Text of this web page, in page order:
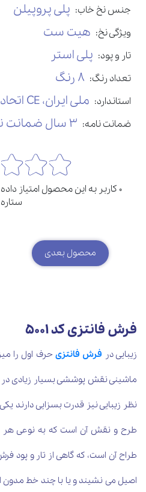
جنس نخ خاب: پلی پروپیلن
ویژگی نخ: هیت ست
تار و پود: پلی استر
تعداد رنگ: 8 رنگ
استاندارد: ملی ایران، CE اتحادیه اروپا
ضمانت نامه: 3 سال ضمانت نامه کتبی
ستاره
محصول بعدی
فرش فانتزی کد 5001
زیبایی در فرش فانتزیحرف اول را
ماشینی نقش پوششی بسیار زیادی در
نظر زیبایی نیز قدرت بسزایی دارند
طرح و نقش آن است که به نوعی هر
طراح آن است، که گاهی از تار و پود
اصیل می نشیند و یا با چند خط مدون